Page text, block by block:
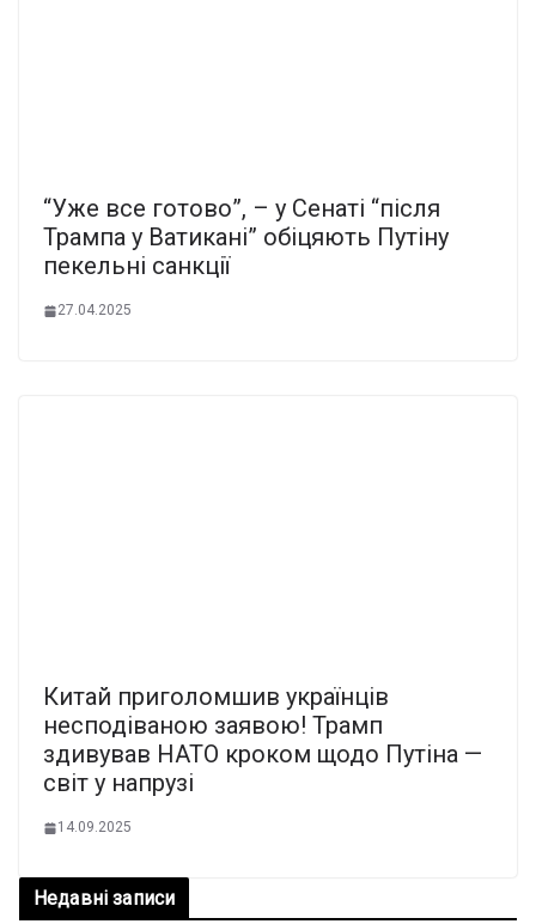
“Уже все готово”, – у Сенаті “після
Трампа у Ватикані” обіцяють Путіну
пекельні санкції
27.04.2025
Китай приголомшив українців
несподіваною заявою! Трамп
здивував НАТО кроком щодо Путіна —
світ у напрузі
14.09.2025
Недавні записи